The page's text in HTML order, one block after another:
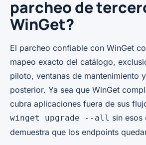
parcheo de
WinGet?
El parcheo confiable con WinGet
mapeo exacto del catálogo,
piloto, ventanas de mantenimiento
posterior. Ya sea que WinGet
cubra aplicaciones fuera de sus
winget upgrade --all sin esos
demuestra que los endpoints